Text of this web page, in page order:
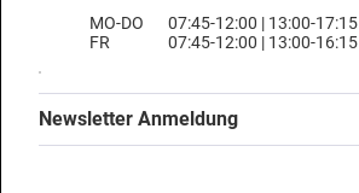
MO-DO
FR
07:45-12:00 | 13:00-17:15
07:45-12:00 | 13:00-16:15
Newsletter Anmeldung